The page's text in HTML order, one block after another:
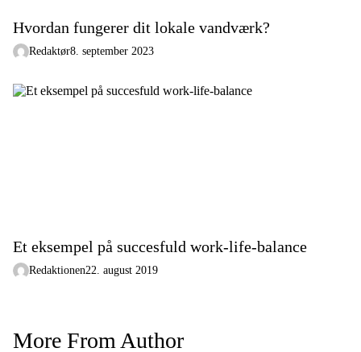
Hvordan fungerer dit lokale vandværk?
Redaktør8. september 2023
Et eksempel på succesfuld work-life-balance
Redaktionen22. august 2019
More From Author